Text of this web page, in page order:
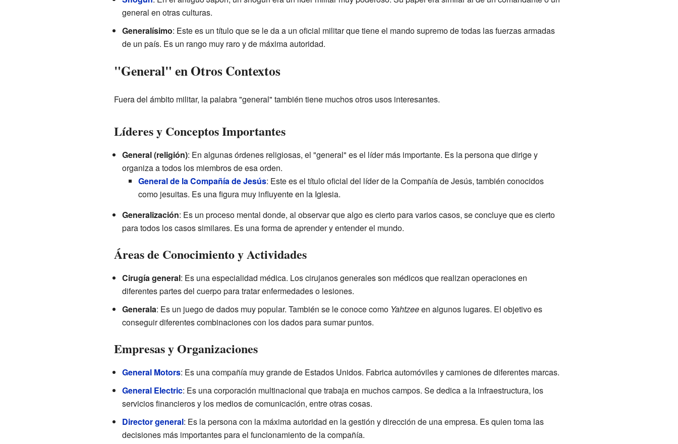
general en otras culturas.
Generalísimo: Este es un título que se le da a un oficial militar que tiene el mando supremo de todas las fuerzas armadas
de un país. Es un rango muy raro y de máxima autoridad.
"General" en Otros Contextos
Fuera del ámbito militar, la palabra "general" también tiene muchos otros usos interesantes.
Líderes y Conceptos Importantes
General (religión): En algunas órdenes religiosas, el "general" es el líder más importante. Es la persona que dirige y
organiza a todos los miembros de esa orden.
General de la Compañía de Jesús: Este es el título oficial del líder de la Compañía de Jesús, también conocidos
como jesuitas. Es una figura muy influyente en la Iglesia.
Generalización: Es un proceso mental donde, al observar que algo es cierto para varios casos, se concluye que es cierto
para todos los casos similares. Es una forma de aprender y entender el mundo.
Áreas de Conocimiento y Actividades
Cirugía general: Es una especialidad médica. Los cirujanos generales son médicos que realizan operaciones en
diferentes partes del cuerpo para tratar enfermedades o lesiones.
Generala: Es un juego de dados muy popular. También se le conoce como Yahtzeeen algunos lugares. El objetivo es
conseguir diferentes combinaciones con los dados para sumar puntos.
Empresas y Organizaciones
General Motors: Es una compañía muy grande de Estados Unidos. Fabrica automóviles y camiones de diferentes marcas.
General Electric: Es una corporación multinacional que trabaja en muchos campos. Se dedica a la infraestructura, los
servicios financieros y los medios de comunicación, entre otras cosas.
Director general: Es la persona con la máxima autoridad en la gestión y dirección de una empresa. Es quien toma las
decisiones más importantes para el funcionamiento de la compañía.